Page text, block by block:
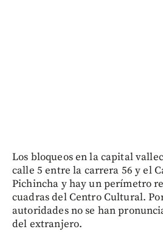
Los bloqueos en la capital
calle 5 entre la carrera 56 y el
Pichincha y hay un perímetro
cuadras del Centro Cultural.
autoridades no se han
del extranjero.